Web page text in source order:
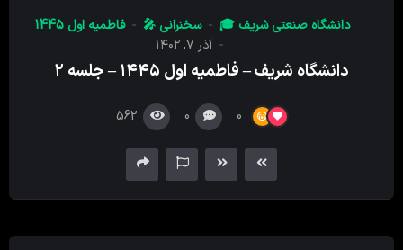
دانشگاه صنعتی شریف 🎓 سخنرانی 🎤
فاطمیه اول 1445
آذر ۷, ۱۴۰۲
دانشگاه شریف – فاطمیه اول ۱۴۴۵ – جلسه ۲
0
0
562